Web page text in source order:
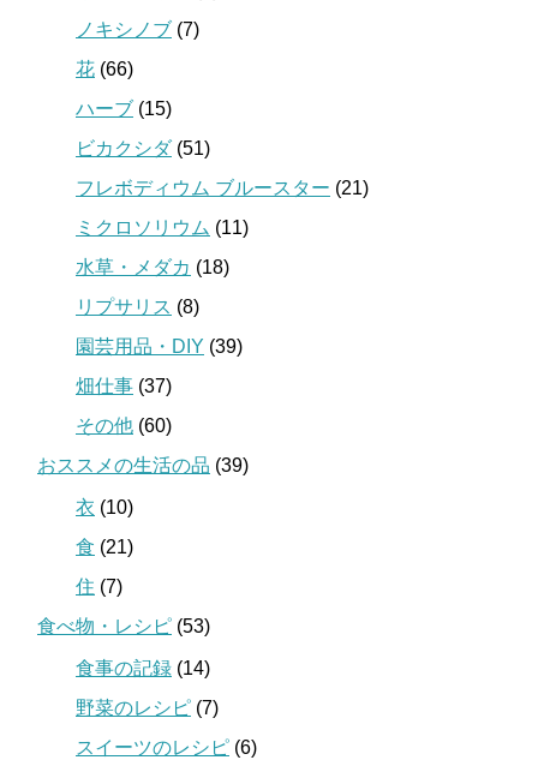
ノキシノブ (7)
花 (66)
ハーブ (15)
ビカクシダ(51)
フレボディウム ブルースター (21)
ミクロソリウム (11)
水草・メダカ (18)
リプサリス (8)
園芸用品・DIY (39)
畑仕事 (37)
その他 (60)
おススメの生活の品 (39)
衣 (10)
食 (21)
住 (7)
食べ物・レシピ (53)
食事の記録 (14)
野菜のレシピ (7)
スイーツのレシピ (6)